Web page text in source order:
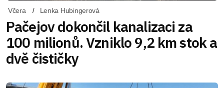
Včera Lenka Hubingerová
Pačejov dokončil kanalizaci za
100 milionů. Vzniklo 9,2 km stok a
dvě čističky